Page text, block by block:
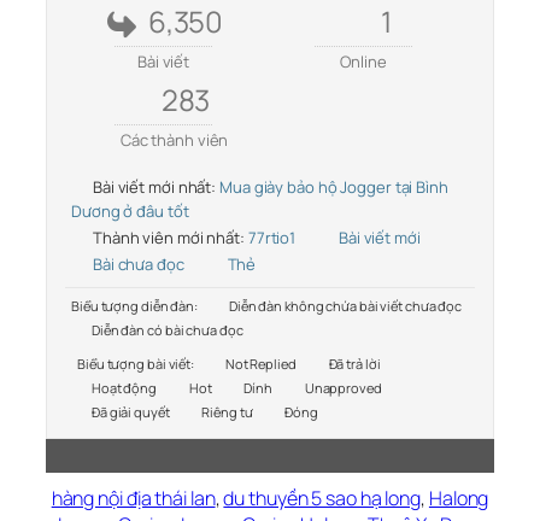
6,350
Bài viết
1
Online
283
Các thành viên
Bài viết mới nhất: Mua giày bảo hộ Jogger tại Bình
Dương ở đâu tốt
Thành viên mới nhất: 77rtio1
Bài viết mới
Bài chưa đọc
Thẻ
Biểu tượng diễn đàn:
Diễn đàn không chứa bài viết chưa đọc
Diễn đàn có bài chưa đọc
Biểu tượng bài viết:
Not Replied
Đã trả lời
Hoạt động
Hot Dính
Unapproved
Đã giải quyết
Riêng tư Đóng
hàng nội địa thái lan,du thuyền 5 sao hạ long, Halong